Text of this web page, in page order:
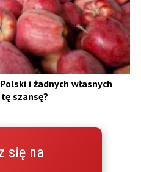
i żadnych własnych
szansę?
się na